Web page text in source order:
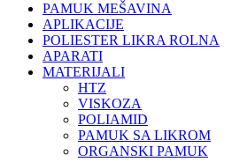
PAMUK MEŠAVINA
APLIKACIJE
POLIESTER LIKRA ROLNA
APARATI
MATERIJALI
HTZ
VISKOZA
POLIAMID
PAMUK SA LIKROM
ORGANSKI PAMUK